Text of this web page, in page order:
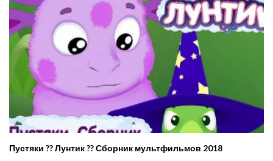
Пустяки ?? Лунтик ?? Сборник мультфильмов 2018